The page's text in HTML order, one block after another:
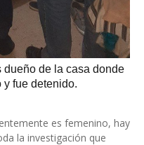
dueño de la casa donde
fue detenido.
es femenino, hay
la investigación que